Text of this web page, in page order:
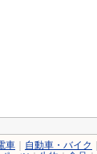
車 自動車・バイク